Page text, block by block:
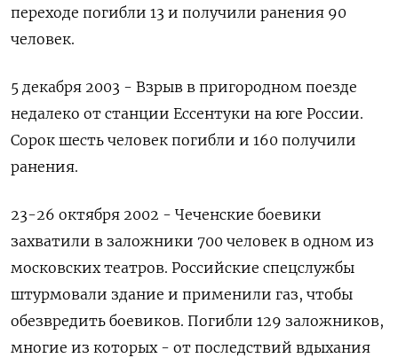
переходе погибли 13 и получили ранения 90
человек.
5 декабря 2003 - Взрыв в пригородном поезде
недалеко от станции Ессентуки на юге России.
Сорок шесть человек погибли и 160 получили
ранения.
23-26 октября 2002 - Чеченские боевики
захватили в заложники 700 человек в одном из
московских театров. Российские спецслужбы
штурмовали здание и применили газ, чтобы
обезвредить боевиков. Погибли 129 заложников,
многие из которых - от последствий вдыхания